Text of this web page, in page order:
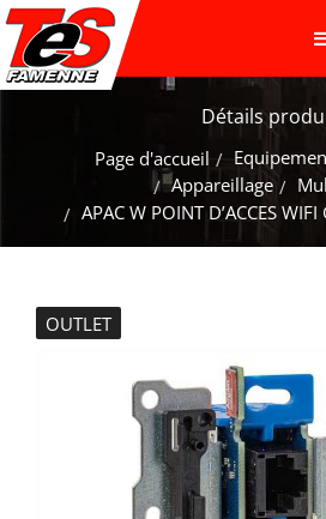
Détails
Page d'accueil
Appareillage
APAC W POINT D’ACCES WIFI
OUTLET